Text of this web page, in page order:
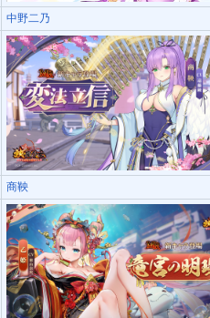
中野二乃
商鞅